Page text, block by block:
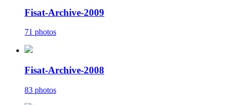
Fisat-Archive-2009
71 photos
Fisat-Archive-2008
83 photos